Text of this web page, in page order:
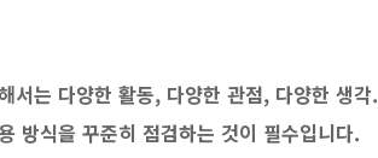
서는 다양한 활동, 다양한 관점, 다양한 생각.
방식을 꾸준히 점검하는 것이 필수입니다.